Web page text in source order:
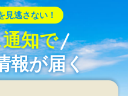
見逃さない！
知で
報が届く